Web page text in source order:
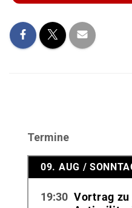
Termine